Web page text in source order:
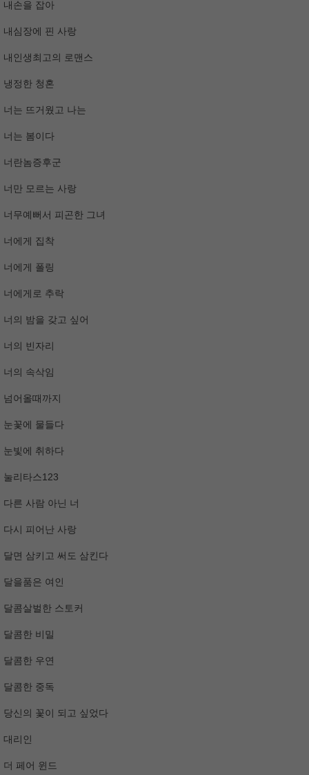
내손을 잡아
내심장에 핀 사랑
내인생최고의 로맨스
냉정한 청혼
너는 뜨거웠고 나는
너는 봄이다
너란놈증후군
너만 모르는 사랑
너무예뻐서 피곤한 그녀
너에게 집착
너에게 폴링
너에게로 추락
너의 밤을 갖고 싶어
너의 빈자리
너의 속삭임
넘어올때까지
눈꽃에 물들다
눈빛에 취하다
눌리타스123
다른 사람 아닌 너
다시 피어난 사랑
달면 삼키고 써도 삼킨다
달을품은 여인
달콤살벌한 스토커
달콤한 비밀
달콤한 우연
달콤한 중독
당신의 꽃이 되고 싶었다
대리인
더 페어 윈드